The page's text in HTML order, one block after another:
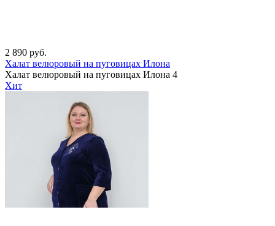
2 890 руб.
Халат велюровый на пуговицах Илона
Халат велюровый на пуговицах Илона 4
Хит